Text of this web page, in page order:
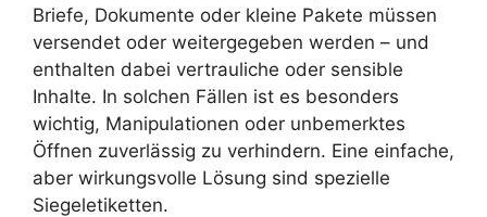
Briefe, Dokumente oder kleine Pakete müssen
versendet oder weitergegeben werden – und
enthalten dabei vertrauliche oder sensible
Inhalte. In solchen Fällen ist es besonders
wichtig, Manipulationen oder unbemerktes
Öffnen zuverlässig zu verhindern. Eine einfache,
aber wirkungsvolle Lösung sind spezielle
Siegeletiketten.